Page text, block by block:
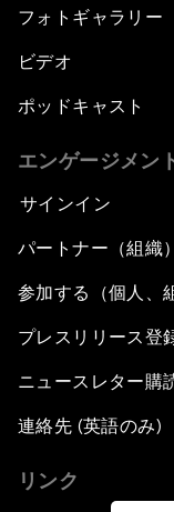
フォトギャラリー
ビデオ
ポッドキャスト
エンゲージメン
サインイン
パートナー（組織
参加する（個人、
プレスリリース登
ニュースレター購
連絡先 (英語のみ)
リンク